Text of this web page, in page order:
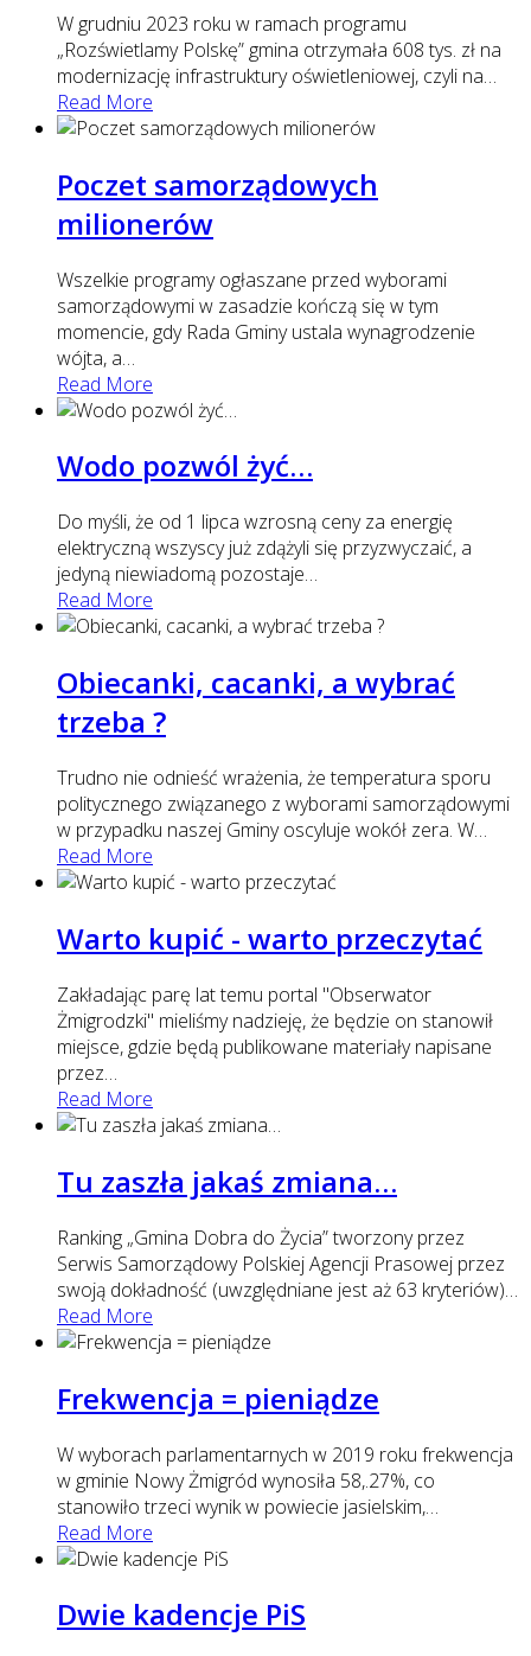
W grudniu 2023 roku w ramach programu
„Rozświetlamy Polskę” gmina otrzymała 608 tys. zł na
modernizację infrastruktury oświetleniowej, czyli na…
Read More
Poczet samorządowych
milionerów
Wszelkie programy ogłaszane przed wyborami
samorządowymi w zasadzie kończą się w tym
momencie, gdy Rada Gminy ustala wynagrodzenie
wójta, a…
Read More
Wodo pozwól żyć…
Do myśli, że od 1 lipca wzrosną ceny za energię
elektryczną wszyscy już zdążyli się przyzwyczaić, a
jedyną niewiadomą pozostaje…
Read More
Obiecanki, cacanki, a wybrać
trzeba ?
Trudno nie odnieść wrażenia, że temperatura sporu
politycznego związanego z wyborami samorządowymi
w przypadku naszej Gminy oscyluje wokół zera. W…
Read More
Warto kupić - warto przeczytać
Zakładając parę lat temu portal "Obserwator
Żmigrodzki" mieliśmy nadzieję, że będzie on stanowił
miejsce, gdzie będą publikowane materiały napisane
przez…
Read More
Tu zaszła jakaś zmiana…
Ranking „Gmina Dobra do Życia” tworzony przez
Serwis Samorządowy Polskiej Agencji Prasowej przez
swoją dokładność (uwzględniane jest aż 63 kryteriów)…
Read More
Frekwencja = pieniądze
W wyborach parlamentarnych w 2019 roku frekwencja
w gminie Nowy Żmigród wynosiła 58,.27%, co
stanowiło trzeci wynik w powiecie jasielskim,…
Read More
Dwie kadencje PiS